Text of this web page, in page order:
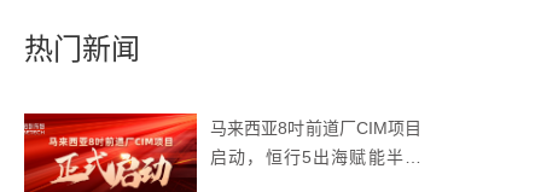
热门新闻
马来西亚8吋前道厂CIM项目
启动，恒行5出海赋能半导